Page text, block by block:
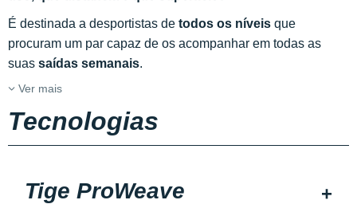
É destinada a desportistas de todos os níveis que
procuram um par capaz de os acompanhar em todas as
suas saídas semanais.
Ver mais
Tecnologias
Tige ProWeave